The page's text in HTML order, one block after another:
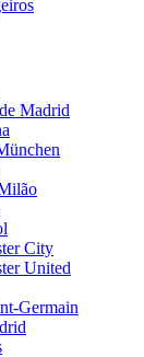
Madrid
City
United
Germain